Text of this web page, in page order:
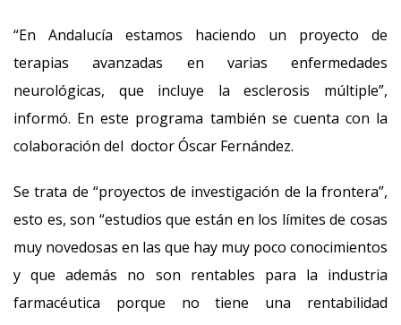
“En Andalucía estamos haciendo un proyecto de
terapias avanzadas en varias enfermedades
neurológicas, que incluye la esclerosis múltiple”,
informó. En este programa también se cuenta con la
colaboración del doctor Óscar Fernández.
Se trata de “proyectos de investigación de la frontera”,
esto es, son “estudios que están en los límites de cosas
muy novedosas en las que hay muy poco conocimientos
y que además no son rentables para la industria
farmacéutica porque no tiene una rentabilidad